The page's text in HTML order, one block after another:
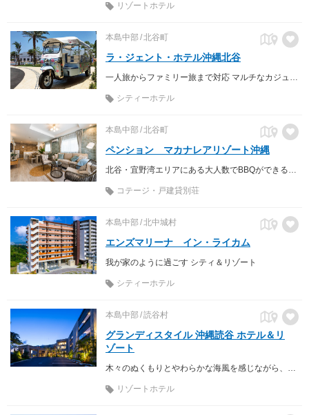
リゾートホテル
本島中部 北谷町
ラ・ジェント・ホテル沖縄北谷
シティーホテル
本島中部 北谷町
ペンション マカナレアリゾート沖縄
コテージ・戸建貸別荘
本島中部 北中城村
エンズマリーナ イン・ライカム
我が家のように過ごす シティ＆リゾート
シティーホテル
本島中部 読谷村
グランディスタイル 沖縄読谷 ホテル＆リ
ゾート
リゾートホテル